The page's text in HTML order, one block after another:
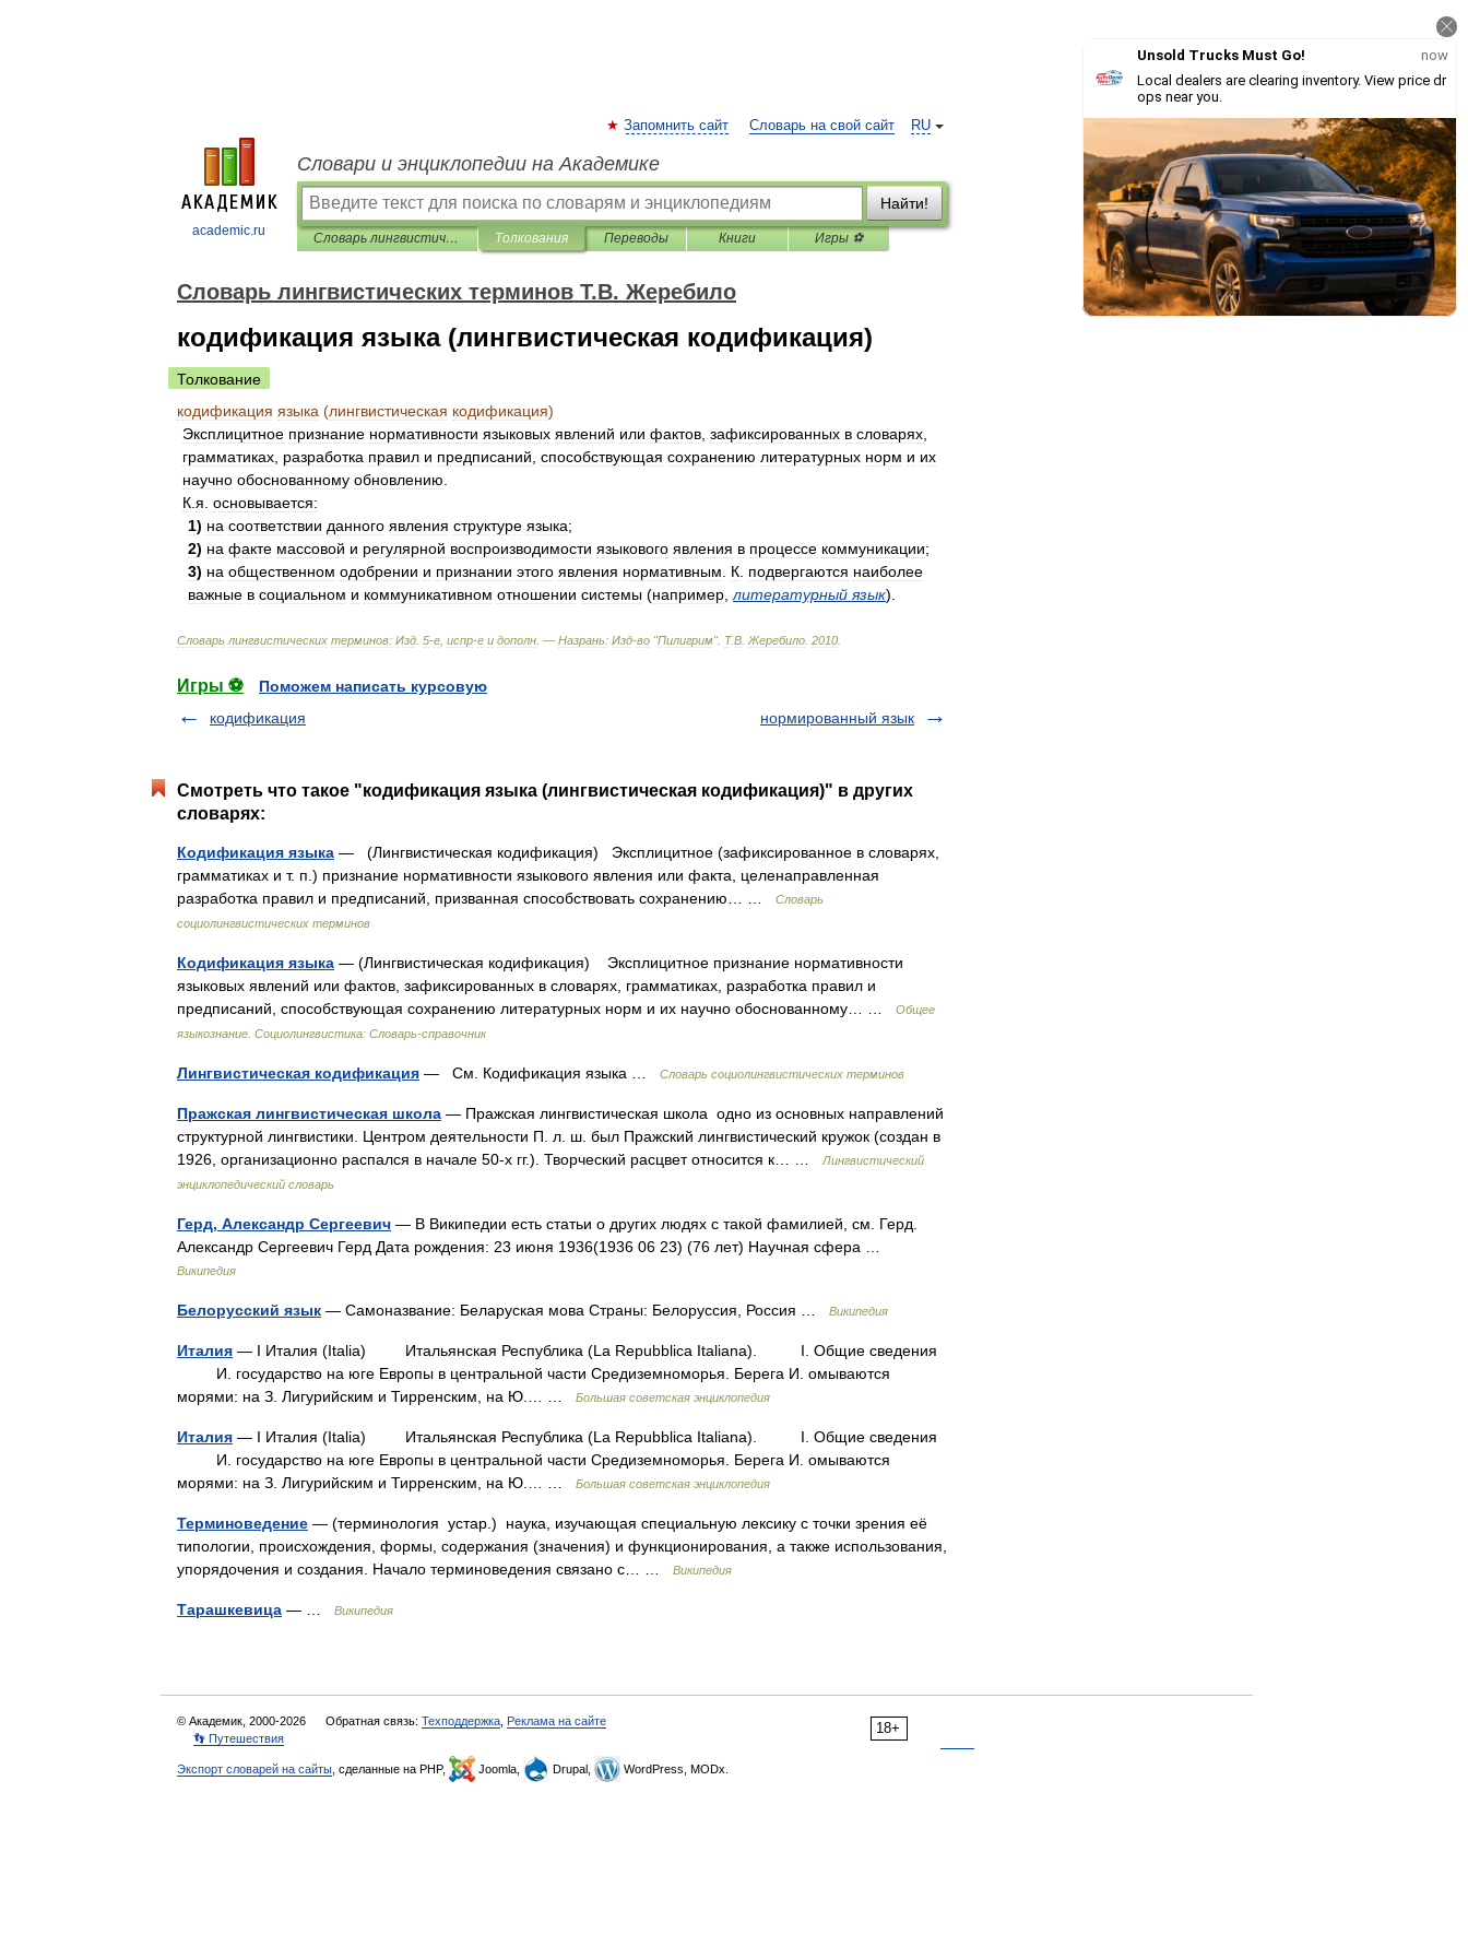
academic.ru
RU
Запомнить сайт Словарь на свой сайт
Словари и энциклопедии на Академике
Найти!
Словарь лингвистических терминов Т.В. Жеребило Толкования Переводы Книги Игры ⚽
Словарь лингвистических терминов Т.В. Жеребило
кодификация языка (лингвистическая кодификация)
Толкование
кодификация языка (лингвистическая кодификация)
Эксплицитное признание нормативности языковых явлений или фактов зафиксированных в словарях
грамматиках разработка правил и предписаний способствующая сохранению литературных норм и их
научно обоснованному обновлению
К я основывается:
1) на соответствии данного явления структуре языка;
2) на факте массовой и регулярной воспроизводимости языкового явления в процессе коммуникации;
3) на общественном одобрении и признании этого явления нормативным К подвергаются наиболее
важные в социальном и коммуникативном отношении системы (например литературный язык).
Словарь лингвистических терминов: Изд 5-е испр-е и дополн . — Назрань: Изд-во "Пилигрим". Т.В Жеребило 2010
Игры ⚽
Поможем написать курсовую
кодификация
нормированный язык
Смотреть что такое "кодификация языка (лингвистическая кодификация)" в других
словарях:
Кодификация языка — (Лингвистическая кодификация) Эксплицитное (зафиксированное в словарях,
грамматиках и т. п.) признание нормативности языкового явления или факта, целенаправленная
разработка правил и предписаний, призванная способствовать сохранению… …
Словарь
социолингвистических терминов
Кодификация языка — (Лингвистическая кодификация) Эксплицитное признание нормативности
языковых явлений или фактов, зафиксированных в словарях, грамматиках, разработка правил и
предписаний, способствующая сохранению литературных норм и их научно обоснованному… …
Общее
языкознание. Социолингвистика: Словарь-справочник
Лингвистическая кодификация — См. Кодификация языка … Словарь социолингвистических терминов
Пражская лингвистическая школа — Пражская лингвистическая школа одно из основных направлений
структурной лингвистики. Центром деятельности П. л. ш. был Пражский лингвистический кружок (создан в
1926, организационно распался в начале 50‑х гг.). Творческий расцвет относится к… …
Лингвистический
энциклопедический словарь
Герд, Александр Сергеевич — В Википедии есть статьи о других людях с такой фамилией, см. Герд.
Александр Сергеевич Герд Дата рождения: 23 июня 1936(1936 06 23) (76 лет) Научная сфера …
Википедия
Белорусский язык — Самоназвание: Беларуская мова Страны: Белоруссия, Россия … Википедия
Италия — I Италия (Italia) Итальянская Республика (La Repubblica Italiana). I. Общие сведения
И. государство на юге Европы в центральной части Средиземноморья. Берега И. омываются
морями: на З. Лигурийским и Тирренским, на Ю.… …
Большая советская энциклопедия
Италия — I Италия (Italia) Итальянская Республика (La Repubblica Italiana). I. Общие сведения
И. государство на юге Европы в центральной части Средиземноморья. Берега И. омываются
морями: на З. Лигурийским и Тирренским, на Ю.… …
Большая советская энциклопедия
Терминоведение — (терминология устар.) наука, изучающая специальную лексику с точки зрения её
типологии, происхождения, формы, содержания (значения) и функционирования, а также использования,
упорядочения и создания. Начало терминоведения связано с… …
Википедия
Тарашкевица — … Википедия
18+
© Академик, 2000-2026 Обратная связь: Техподдержка Реклама на сайте
👣 Путешествия
Экспорт словарей на сайты , сделанные на PHP, Joomla, Drupal, WordPress, MODx.